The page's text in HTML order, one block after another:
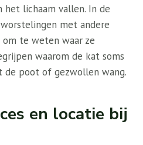
het lichaam vallen. In de
met andere
te weten waar ze
waarom de kat soms
de poot of gezwollen wang.
en locatie bij